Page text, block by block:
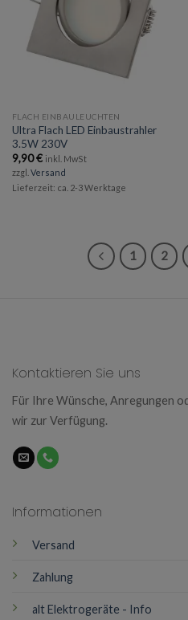
FLACH EINBAULEUCHTEN
Ultra Flach LED Einbaustrahler
3.5W 230V
9,90€ inkl. MwSt
zzgl. Versand
Lieferzeit: ca. 2-3 Werktage
1 2
Kontaktieren Sie uns
Für Ihre Wünsche, Anregungen
wir zur Verfügung.
Informationen
Versand
Zahlung
alt Elektrogeräte - Info